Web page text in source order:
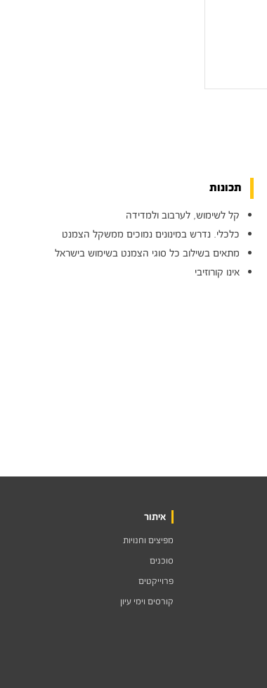
תכונות
קל לשימוש, לערבוב ולמדידה
כלכלי. נדרש במינונים נמוכים ממשקל הצמנט
מתאים בשילוב כל סוגי הצמנט בשימוש בישראל
אינו קורוזיבי
איתור
מפיצים וחנויות
סוכנים
פרוייקטים
קורסים וימי עיון